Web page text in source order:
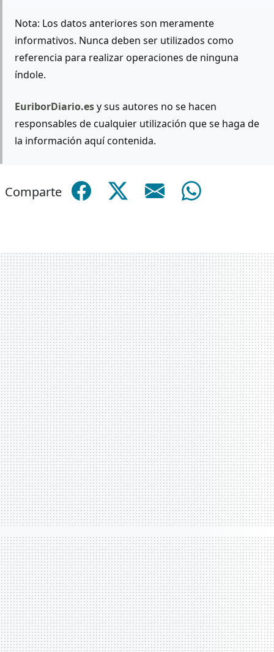
Nota: Los datos anteriores son meramente
informativos. Nunca deben ser utilizados como
referencia para realizar operaciones de ninguna
índole.
EuriborDiario.esy sus autores no se hacen
responsables de cualquier utilización que se haga de
la información aquí contenida.
Comparte